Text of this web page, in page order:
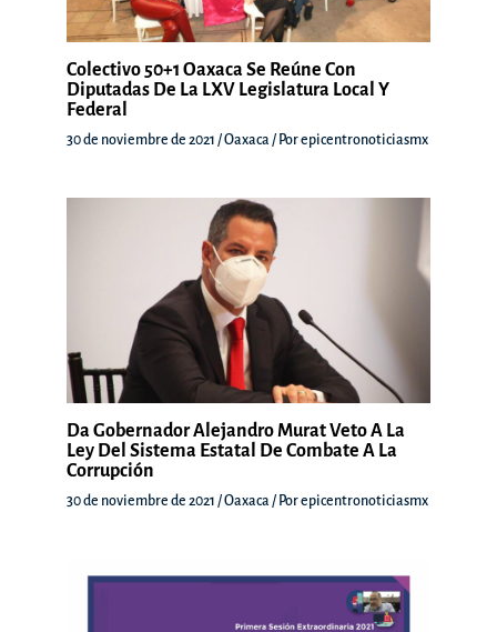
Colectivo 50+1 Oaxaca Se Reúne Con
Diputadas De La LXV Legislatura Local Y
Federal
30 de noviembre de 2021 /Oaxaca / Porepicentronoticiasmx
Da Gobernador Alejandro Murat Veto A La
Ley Del Sistema Estatal De Combate A La
Corrupción
30 de noviembre de 2021 /Oaxaca / Porepicentronoticiasmx